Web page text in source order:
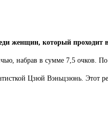
женщин, который
набрав в сумме 7,5 очков.
Цзюй Вэньцзюнь. Этот